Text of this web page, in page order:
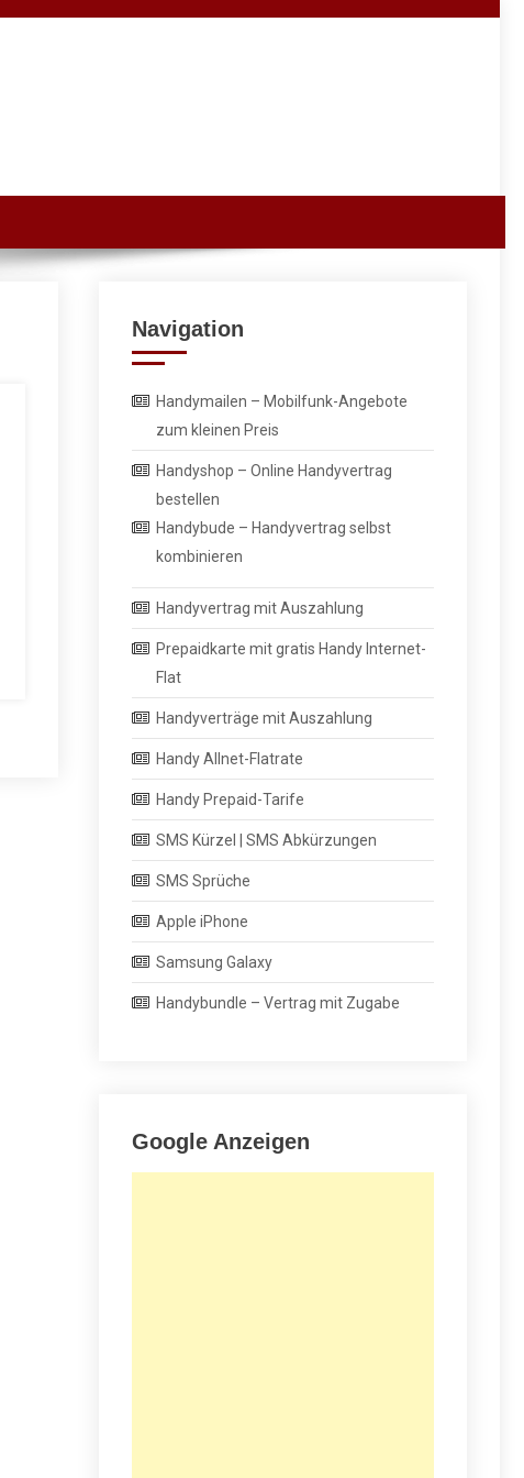
Navigation
Handymailen – Mobilfunk-Angebote
zum kleinen Preis
Handyshop – Online Handyvertrag
bestellen
Handybude – Handyvertrag selbst
kombinieren
Handyvertrag mit Auszahlung
Prepaidkarte mit gratis Handy Internet-
Flat
Handyverträge mit Auszahlung
Handy Allnet-Flatrate
Handy Prepaid-Tarife
SMS Kürzel | SMS Abkürzungen
SMS Sprüche
Apple iPhone
Samsung Galaxy
Handybundle – Vertrag mit Zugabe
Google Anzeigen